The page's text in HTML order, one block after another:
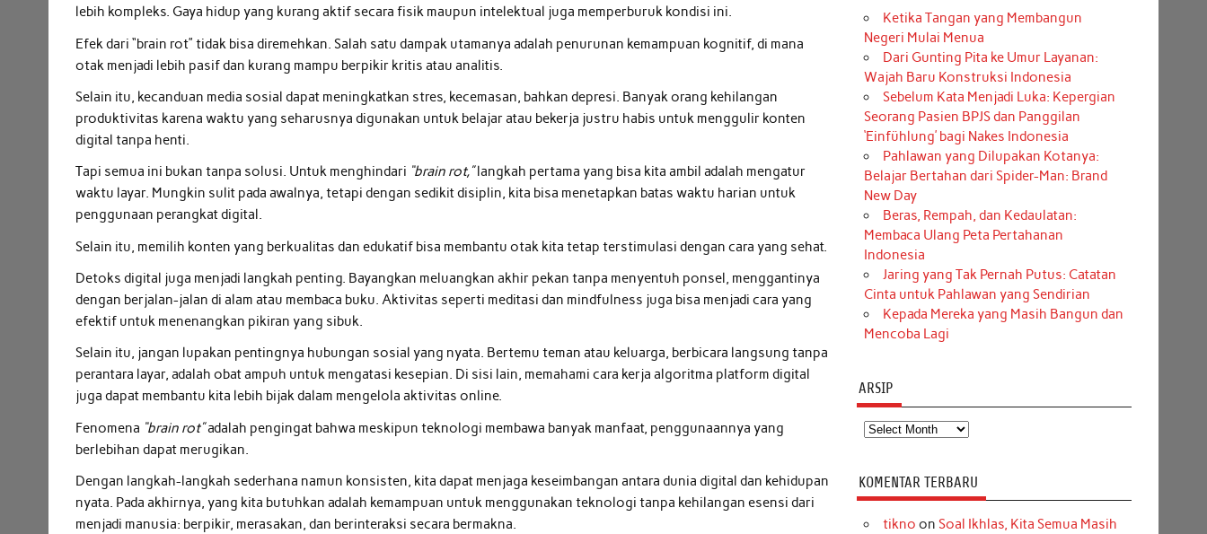
lebih kompleks. Gaya hidup yang kurang aktif secara fisik maupun intelektual juga memperburuk kondisi ini.
Efek dari “brain rot” tidak bisa diremehkan. Salah satu dampak utamanya adalah penurunan kemampuan kognitif, di mana
otak menjadi lebih pasif dan kurang mampu berpikir kritis atau analitis.
Selain itu, kecanduan media sosial dapat meningkatkan stres, kecemasan, bahkan depresi. Banyak orang kehilangan
produktivitas karena waktu yang seharusnya digunakan untuk belajar atau bekerja justru habis untuk menggulir konten
digital tanpa henti.
Tapi semua ini bukan tanpa solusi. Untuk menghindari “brain rot,”langkah pertama yang bisa kita ambil adalah mengatur
waktu layar. Mungkin sulit pada awalnya, tetapi dengan sedikit disiplin, kita bisa menetapkan batas waktu harian untuk
penggunaan perangkat digital.
Selain itu, memilih konten yang berkualitas dan edukatif bisa membantu otak kita tetap terstimulasi dengan cara yang sehat.
Detoks digital juga menjadi langkah penting. Bayangkan meluangkan akhir pekan tanpa menyentuh ponsel, menggantinya
dengan berjalan-jalan di alam atau membaca buku. Aktivitas seperti meditasi dan mindfulness juga bisa menjadi cara yang
efektif untuk menenangkan pikiran yang sibuk.
Selain itu, jangan lupakan pentingnya hubungan sosial yang nyata. Bertemu teman atau keluarga, berbicara langsung tanpa
perantara layar, adalah obat ampuh untuk mengatasi kesepian. Di sisi lain, memahami cara kerja algoritma platform digital
juga dapat membantu kita lebih bijak dalam mengelola aktivitas online.
Fenomena “brain rot”adalah pengingat bahwa meskipun teknologi membawa banyak manfaat, penggunaannya yang
berlebihan dapat merugikan.
Dengan langkah-langkah sederhana namun konsisten, kita dapat menjaga keseimbangan antara dunia digital dan kehidupan
nyata. Pada akhirnya, yang kita butuhkan adalah kemampuan untuk menggunakan teknologi tanpa kehilangan esensi dari
menjadi manusia: berpikir, merasakan, dan berinteraksi secara bermakna.
Ketika Tangan yang Membangun
Negeri Mulai Menua
Dari Gunting Pita ke Umur Layanan:
Wajah Baru Konstruksi Indonesia
Sebelum Kata Menjadi Luka: Kepergian
Seorang Pasien BPJS dan Panggilan
‘Einfühlung’ bagi Nakes Indonesia
Pahlawan yang Dilupakan Kotanya:
Belajar Bertahan dari Spider-Man: Brand
New Day
Beras, Rempah, dan Kedaulatan:
Membaca Ulang Peta Pertahanan
Indonesia
Jaring yang Tak Pernah Putus: Catatan
Cinta untuk Pahlawan yang Sendirian
Kepada Mereka yang Masih Bangun dan
Mencoba Lagi
ARSIP
Arsip
KOMENTAR TERBARU
tikno on Soal Ikhlas, Kita Semua Masih